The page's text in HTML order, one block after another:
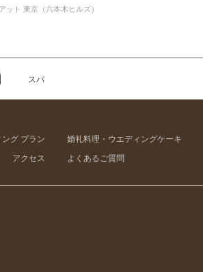
ット 東京（六本木ヒルズ）
スパ
ング プラン 婚礼料理・ウエディングケーキ
アクセス よくあるご質問